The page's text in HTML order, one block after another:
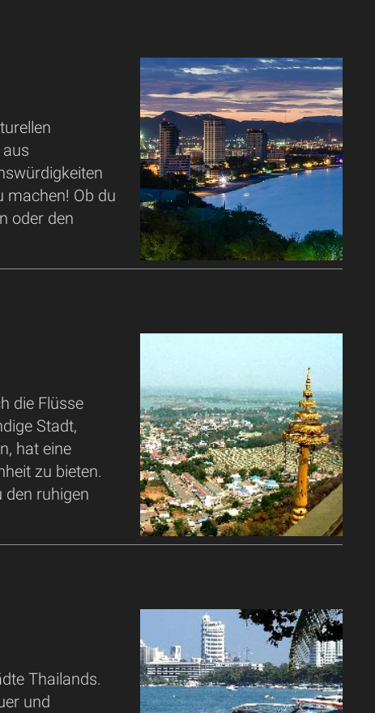
machen! Ob du
oder den
die Flüsse
Stadt,
hat eine
zu bieten.
den ruhigen
Thailands.
und